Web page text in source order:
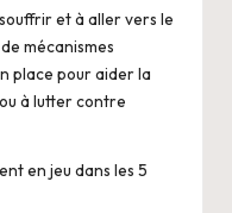
et à aller vers le
mécanismes
place pour aider la
à lutter contre
en jeu dans les 5